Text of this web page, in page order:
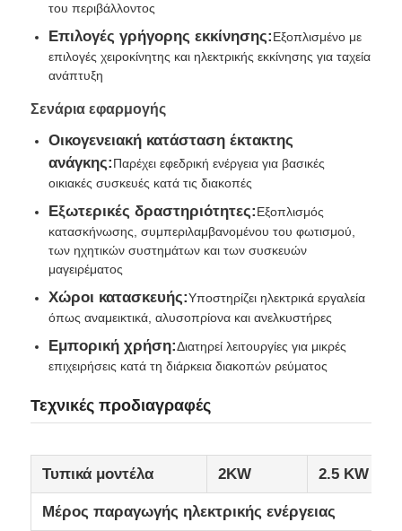
cng σύνολο γεννητριών
Συσκευές γεννήτριας
Κινητό όχημα φωτισμού
του περιβάλλοντος
Επιλογές γρήγορης εκκίνησης:Εξοπλισμένο με
επιλογές χειροκίνητης και ηλεκτρικής εκκίνησης για ταχεία
ανάπτυξη
Σενάρια εφαρμογής
Οικογενειακή κατάσταση έκτακτης
ανάγκης:Παρέχει εφεδρική ενέργεια για βασικές
οικιακές συσκευές κατά τις διακοπές
Εξωτερικές δραστηριότητες:Εξοπλισμός
κατασκήνωσης, συμπεριλαμβανομένου του φωτισμού,
των ηχητικών συστημάτων και των συσκευών
μαγειρέματος
Χώροι κατασκευής:Υποστηρίζει ηλεκτρικά εργαλεία
όπως αναμεικτικά, αλυσοπρίονα και ανελκυστήρες
Εμπορική χρήση:Διατηρεί λειτουργίες για μικρές
επιχειρήσεις κατά τη διάρκεια διακοπών ρεύματος
Τεχνικές προδιαγραφές
Τυπικά μοντέλα 2KW 2.5 KW
Μέρος παραγωγής ηλεκτρικής ενέργειας